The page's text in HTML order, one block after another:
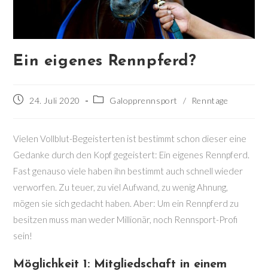
Ein eigenes Rennpferd?
Beitrag24. Juli 2020
Beitrags-
Galopprennsport / Renntage
Vielen Vollblut-Begeisterten ist bestimmt schon dieser eine
Gedanke durch den Kopf gegeistert: Ein eigenes Rennpferd.
Fast genauso viele haben ihn bestimmt auch schnell wieder
verworfen. Zu teuer, zu viel Aufwand, zu wenig Ahnung,
mögen sie sich gedacht haben. Aber: Um ein Rennpferd zu
besitzen muss man weder Millionär, noch Rennsport-Profi
sein!
Möglichkeit 1: Mitgliedschaft in einem